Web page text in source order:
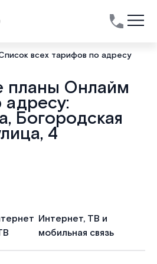
всех тарифов по адресу
планы Онлайм
адресу:
Богородская
4
Интернет, ТВ и
мобильная связь